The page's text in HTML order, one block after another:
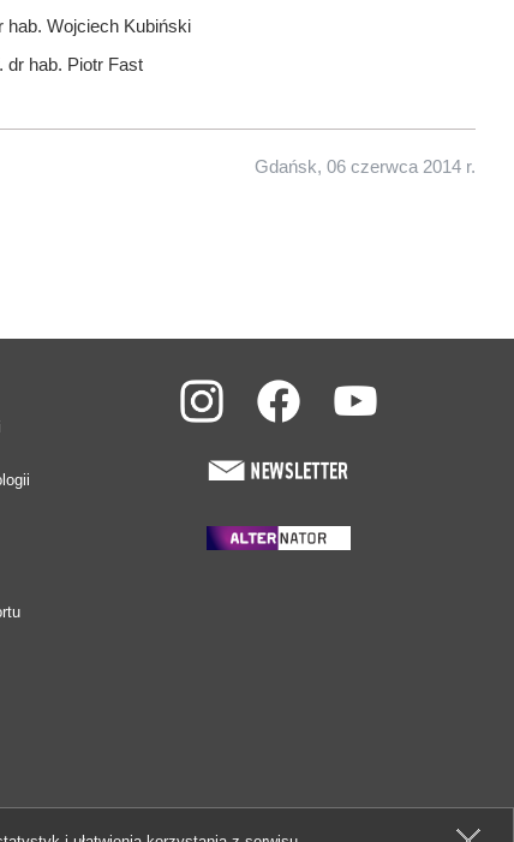
Wojciech Kubiński
dr hab. Piotr Fast
Gdańsk, 06 czerwca 2014 r.